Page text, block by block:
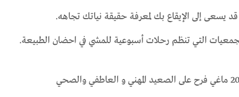
يسعى إلى الإيقاع بك لمعرفة حقيقة نياتك تجاهه.
التي تنظم رحلات أسبوعية للمشي في احضان الطبيعة.